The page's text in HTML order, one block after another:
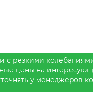
с резкими
цены на
у менеджеров